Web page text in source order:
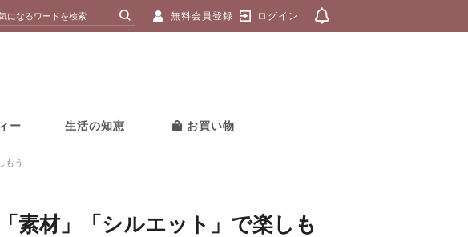
無料会員登録 ログイン
ー 生活の知恵 お買い物
もう
素材」「シルエット」で楽しも